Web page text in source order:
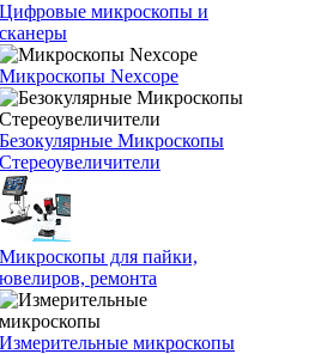
Цифровые микроскопы и
сканеры
Микроскопы Nexcope
Безокулярные Микроскопы
Стереоувеличители
Микроскопы для пайки,
ювелиров, ремонта
Измерительные микроскопы